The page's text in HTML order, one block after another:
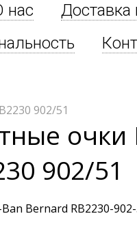
нас
Доставка
902/51
очки
902/51